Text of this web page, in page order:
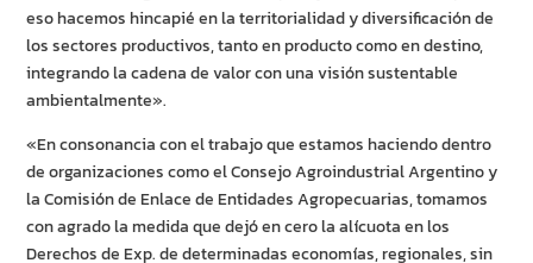
eso hacemos hincapié en la territorialidad y diversificación de
los sectores productivos, tanto en producto como en destino,
integrando la cadena de valor con una visión sustentable
ambientalmente».
«En consonancia con el trabajo que estamos haciendo dentro
de organizaciones como el Consejo Agroindustrial Argentino y
la Comisión de Enlace de Entidades Agropecuarias, tomamos
con agrado la medida que dejó en cero la alícuota en los
Derechos de Exp. de determinadas economías, regionales, sin